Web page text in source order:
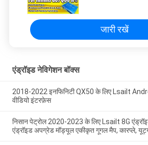
जारी रखें
एंड्रॉइड नेविगेशन बॉक्स
2018-2022 इनफिनिटी QX50 के लिए Lsailt
वीडियो इंटरफ़ेस
निसान पेट्रोल 2020-2023 के लिए Lsailt 8G
एंड्रॉइड अपग्रेड मॉड्यूल एकीकृत गूगल मैप, कारप्ले,